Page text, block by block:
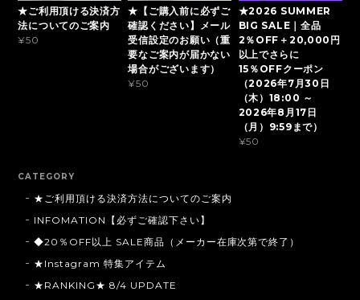
★ご利用頂ける決済方
法についてのご案内
¥50
★【ご購入前に必ずご
確認ください】メール
受信設定のお願い（重
要なご案内が届かない
場合がございます）
¥50
★2026 SUMMER
BIG SALE｜全品
2％OFF＋20,000円
以上でさらに
15％OFFクーポン
（2026年7月30日
（木）18:00 ～
2026年8月17日
（月）9:59まで）
¥50
CATEGORY
★ご利用頂ける決済方法についてのご案内
INFOMATION【必ずご確認下さい】
◆20％OFF以上 SALE商品（メーカー在庫次第で終了）
★Instagram 特集アイテム
★RANKING★ 8/4 UPDATE